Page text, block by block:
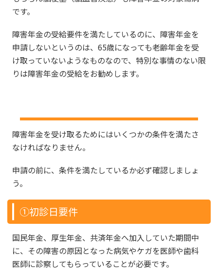
です。
障害年金の受給要件を満たしているのに、障害年金を
申請しないというのは、65歳になっても老齢年金を受
け取っていないようなものなので、特別な事情のない限
りは障害年金の受給をお勧めします。
障害年金を受け取るためにはいくつかの条件を満たさ
なければなりません。
申請の前に、条件を満たしているか必ず確認しましょ
う。
①初診日要件
国民年金、厚生年金、共済年金へ加入していた期間中
に、その障害の原因となった病気やケガを医師や歯科
医師に診察してもらっていることが必要です。